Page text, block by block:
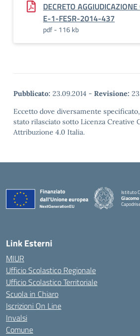
DECRETO
E-1-FESR-2014-437
pdf - 116 kb
Pubblicato: 23.09.2014 - Revisione:
Eccetto dove diversamente
stato rilasciato sotto Licenza Creative
Attribuzione 4.0 Italia.
Istituto
— Visita
Link Esterni
MIUR
Ufficio Scolastico Regionale
Ufficio Scolastico Territoriale
Scuola in Chiaro
Iscrizioni On Line
Invalsi
Comune